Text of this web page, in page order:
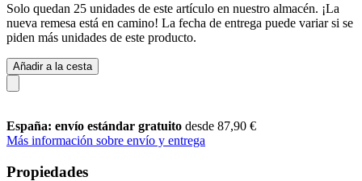
Solo quedan 25 unidades de este artículo en nuestro almacén. ¡La
nueva remesa está en camino! La fecha de entrega puede variar si se
piden más unidades de este producto.
Añadir a la cesta
España: envío estándar gratuito desde 87,90 €
Más información sobre envío y entrega
Propiedades